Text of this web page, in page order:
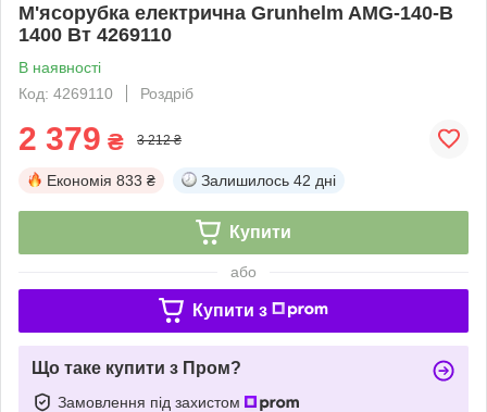
М'ясорубка електрична Grunhelm AMG-140-B
1400 Вт 4269110
В наявності
Код: 4269110
Роздріб
2 379 ₴ 3 212 ₴
Економія 833 ₴ Залишилось 42 дні
Купити
або
Купити з
Що таке купити з Пром?
Замовлення під захистом